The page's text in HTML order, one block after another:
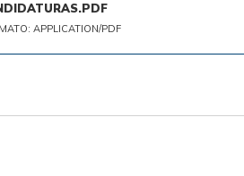
APPLICATION/PDF